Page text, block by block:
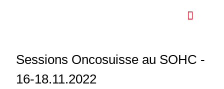
Sessions Oncosuisse au SOHC -
16-18.11.2022